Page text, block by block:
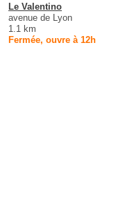
Le Valentino
avenue de Lyon
1.1 km
Fermée, ouvre à 12h